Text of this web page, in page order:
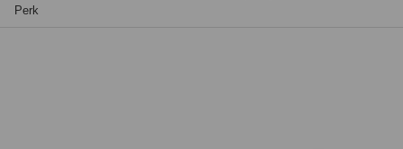
Perk